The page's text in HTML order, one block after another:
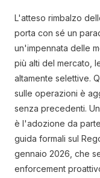
L'atteso rimbalzo
porta con sé un
un'impennata delle
più alti del mercato,
altamente selettive.
sulle operazioni è
senza precedenti.
è l'adozione da
guida formali sul
gennaio 2026, che
enforcement